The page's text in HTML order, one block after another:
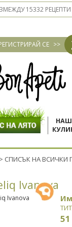
СЕ >>
> СПИСЪК НА ВСИЧКИ
Ivanova
51